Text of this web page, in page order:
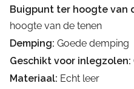
Buigpunt ter hoogte van
hoogte van de tenen
Demping: Goede demping
Geschikt voor inlegzolen:
Materiaal: Echt leer